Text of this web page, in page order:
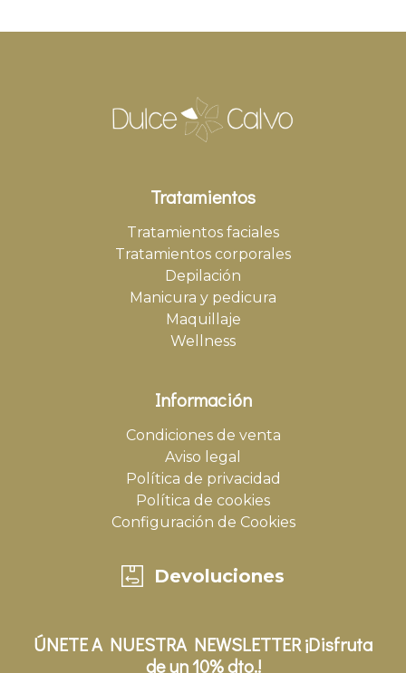
Tratamientos
Tratamientos faciales
Tratamientos corporales
Depilación
Manicura y pedicura
Maquillaje
Wellness
Información
Condiciones de venta
Aviso legal
Política de privacidad
Política de cookies
Configuración de Cookies
Devoluciones
ÚNETE A NUESTRA NEWSLETTER ¡Disfruta
de un 10% dto.!